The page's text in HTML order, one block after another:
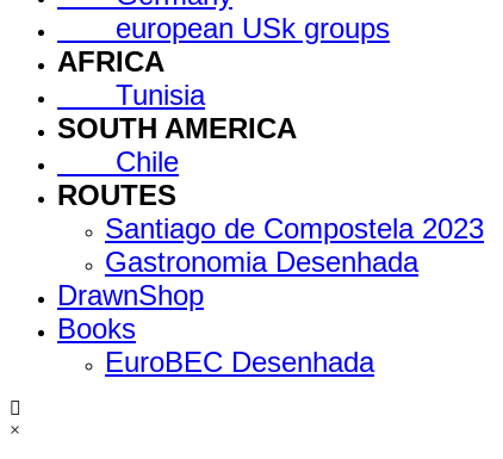
european USk groups
AFRICA
Tunisia
SOUTH AMERICA
Chile
ROUTES
Santiago de Compostela 2023
Gastronomia Desenhada
DrawnShop
Books
EuroBEC Desenhada
×